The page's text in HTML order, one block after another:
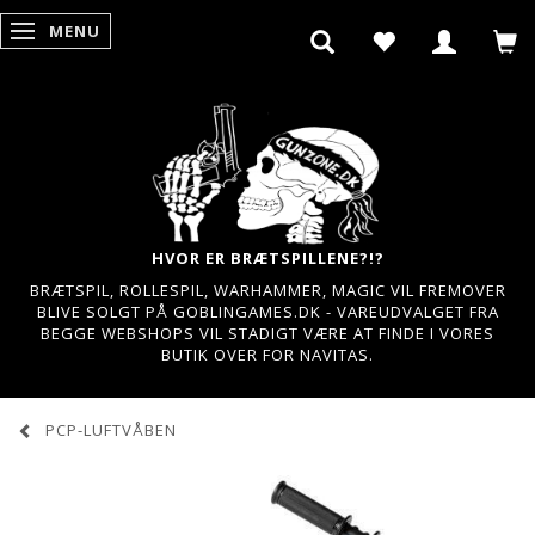
SKIFTE NAVIGATION
MENU
HVOR ER BRÆTSPILLENE?!?
BRÆTSPIL, ROLLESPIL, WARHAMMER, MAGIC VIL FREMOVER
BLIVE SOLGT PÅ GOBLINGAMES.DK - VAREUDVALGET FRA
BEGGE WEBSHOPS VIL STADIGT VÆRE AT FINDE I VORES
BUTIK OVER FOR NAVITAS.
PCP-LUFTVÅBEN